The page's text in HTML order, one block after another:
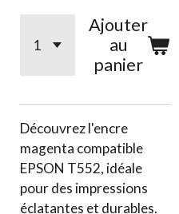
Ajouter
au
panier
Découvrez l'encre
magenta compatible
EPSON T552, idéale
pour des impressions
éclatantes et durables.